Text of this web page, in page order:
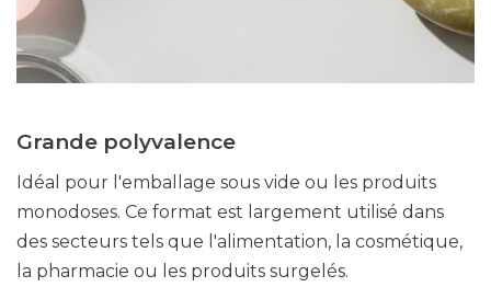
Grande polyvalence
Idéal pour l'emballage sous vide ou les produits
monodoses. Ce format est largement utilisé dans
des secteurs tels que l'alimentation, la cosmétique,
la pharmacie ou les produits surgelés.